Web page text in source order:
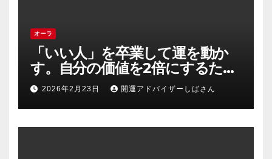
オーラ
「いい人」を卒業して運を動か
す。自分の価値を2倍にするため
の「エネルギーの安売り」禁止
令
2026年2月23日 開運アドバイザーしばさん